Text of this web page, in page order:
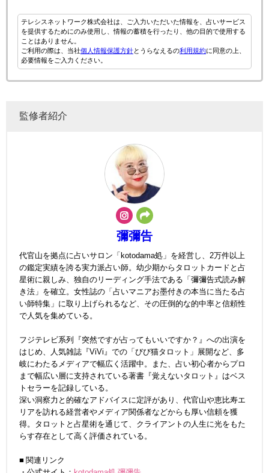
テレシスネットワーク株式会社は、ご入力いただいた情報を、占いサービス
を提供するためにのみ使用し、情報の蓄積を行ったり、他の目的で使用する
ことはありません。
ご利用の際は、当社個人情報保護方針とうらなえるの利用規約に同意の上、
必要情報をご入力ください。
監修者紹介
彌彌告
代官山を拠点に占いサロン「kotodama処」を経営し、2万件以上
の鑑定実績を誇る実力派占い師。幼少期からタロットカードと占
星術に親しみ、独自のリーディング手法である「彌彌告式読み解
き法」を確立。女性誌の「占いマニアお墨付きの本当に当たる占
い師特集」に取り上げられるなど、その圧倒的な的中率と信頼性
で人気を集めている。
フジテレビ系列『突然ですが占ってもいいですか？』への出演を
はじめ、人気雑誌『ViVi』での「びび猫タロット」展開など、多
岐にわたるメディアで幅広く活躍中。また、占い初心者からプロ
まで幅広い層に支持されている著書『覚えないタロット』はベス
トセラーを記録している。
深い洞察力と的確なアドバイスに定評があり、代官山や恵比寿エ
リアを訪れる経営者やメディア関係者などからも厚い信頼を獲
得。タロットと占星術を通じて、クライアントの人生に光をもた
らす存在として高く評価されている。
■ 関連リンク